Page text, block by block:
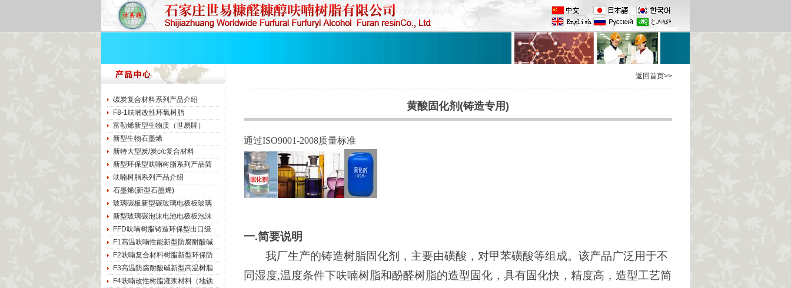
碳炭复合材料系列产品介绍
F8-1呋喃改性环氧树脂
富勒烯新型生物质（世易牌）
新型生物石墨烯
新特大型炭/炭c/c复合材料
新型环保型呋喃树脂系列产品简
呋喃树脂系列产品介绍
石墨烯(新型石墨烯)
玻璃碳板新型碳玻璃电极板玻璃
新型玻璃碳泡沫电池电极板泡沫
FFD呋喃树脂铸造环保型出口级
F1高温呋喃性能新型防腐耐酸碱
F2呋喃复合材料树脂新型环保防
F3高温防腐耐酸碱新型高温树脂
F4呋喃改性树脂灌浆材料（地铁
返回首页>>
黄酸固化剂(铸造专用)
通过ISO9001-2008质量标准
一.简要说明
我厂生产的铸造树脂固化剂，主要由磺酸，对甲苯磺酸等组成。该产品广泛用于不
同湿度,温度条件下呋喃树脂和酚醛树脂的造型固化，具有固化快，精度高，造型工艺简